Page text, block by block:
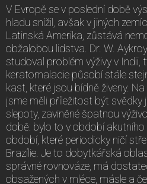
V Evropě se v poslední době
hladu snížil, avšak v jiných
Latinská Amerika, zůstává
obžalobou lidstva. Dr. W.
studoval problém výživy v Indii,
keratomalacie působí stále
kast, které jsou bídně živeny.
jsme měli příležitost být svědky
slepoty, zaviněné špatnou
době: bylo to v období
období, které periodicky ničí
Brazílie. Je to dobytkářská
správné rovnováze, má
obsažených v mléce, másle a